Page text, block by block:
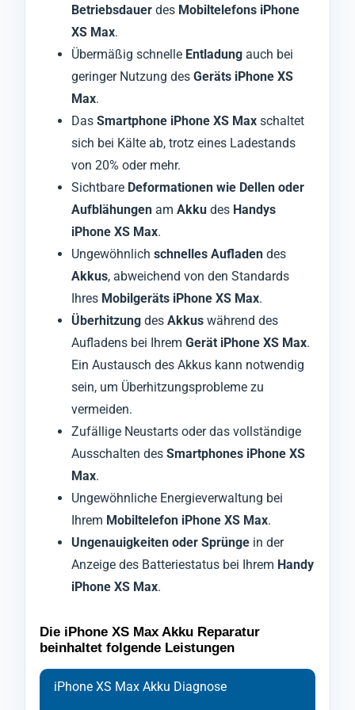
Betriebsdauer des Mobiltelefons iPhone
XS Max.
Übermäßig schnelle Entladung auch bei
geringer Nutzung des Geräts iPhone XS
Max.
Das Smartphone iPhone XS Max schaltet
sich bei Kälte ab, trotz eines Ladestands
von 20% oder mehr.
Sichtbare Deformationen wie Dellen oder
Aufblähungen am Akku des Handys
iPhone XS Max.
Ungewöhnlich schnelles Aufladen des
Akkus, abweichend von den Standards
Ihres Mobilgeräts iPhone XS Max.
Überhitzung des Akkus während des
Aufladens bei Ihrem Gerät iPhone XS Max.
Ein Austausch des Akkus kann notwendig
sein, um Überhitzungsprobleme zu
vermeiden.
Zufällige Neustarts oder das vollständige
Ausschalten des Smartphones iPhone XS
Max.
Ungewöhnliche Energieverwaltung bei
Ihrem Mobiltelefon iPhone XS Max.
Ungenauigkeiten oder Sprünge in der
Anzeige des Batteriestatus bei Ihrem Handy
iPhone XS Max.
Die iPhone XS Max Akku Reparatur
beinhaltet folgende Leistungen
iPhone XS Max Akku Diagnose